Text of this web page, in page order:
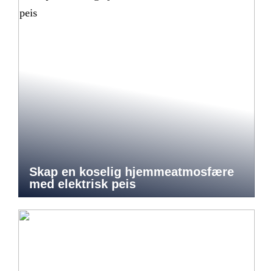
Skap en koselig hjemmeatmosfære
med elektrisk peis